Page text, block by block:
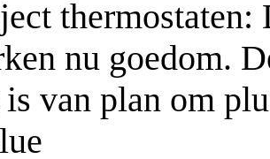
nu goedom.
van plan om